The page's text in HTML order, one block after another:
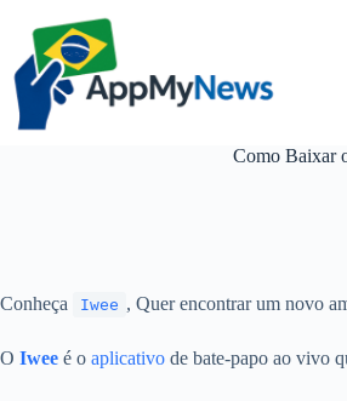
conteúdo
Como Baixar
Conheça Iwee , Quer encontrar um novo
O Iwee é o aplicativo de bate-papo ao vivo